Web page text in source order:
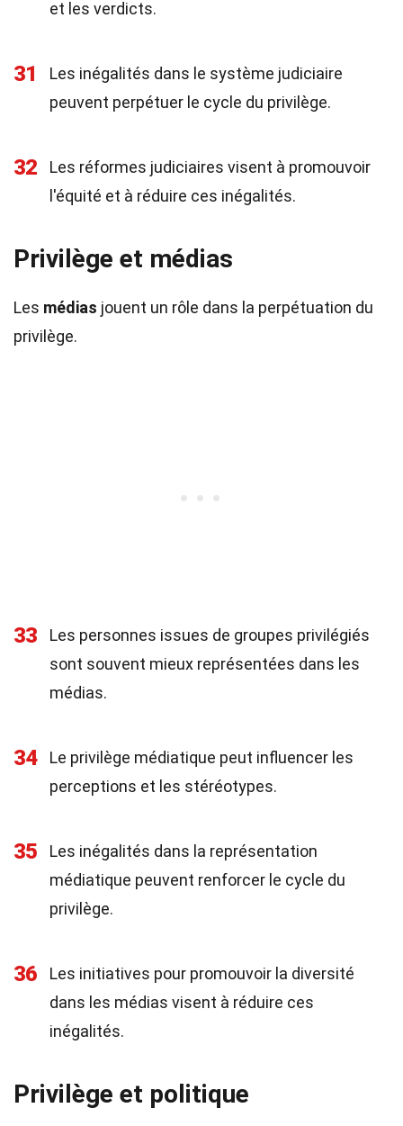
et les verdicts.
31
Les inégalités dans le système judiciaire
peuvent perpétuer le cycle du privilège.
32
Les réformes judiciaires visent à promouvoir
l'équité et à réduire ces inégalités.
Privilège et médias
Les médias jouent un rôle dans la perpétuation du
privilège.
33
Les personnes issues de groupes privilégiés
sont souvent mieux représentées dans les
médias.
34
Le privilège médiatique peut influencer les
perceptions et les stéréotypes.
35
Les inégalités dans la représentation
médiatique peuvent renforcer le cycle du
privilège.
36
Les initiatives pour promouvoir la diversité
dans les médias visent à réduire ces
inégalités.
Privilège et politique